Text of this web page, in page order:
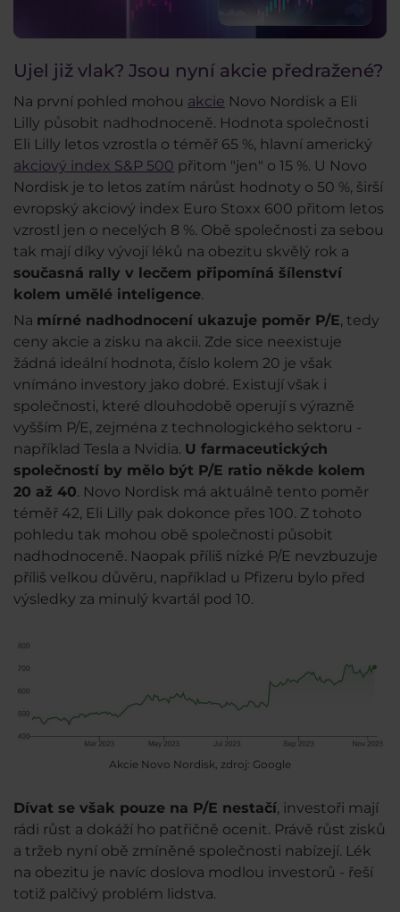
Ujel již vlak? Jsou nyní akcie předražené?
Na první pohled mohou akcie Novo Nordisk a Eli
Lilly působit nadhodnoceně. Hodnota společnosti
Eli Lilly letos vzrostla o téměř 65 %, hlavní americký
akciový index S&P 500 přitom "jen" o 15 %. U Novo
Nordisk je to letos zatím nárůst hodnoty o 50 %, širší
evropský akciový index Euro Stoxx 600 přitom letos
vzrostl jen o necelých 8 %. Obě společnosti za sebou
tak mají díky vývojí léků na obezitu skvělý rok a
současná rally v lecčem připomíná šílenství
kolem umělé inteligence.
Na mírné nadhodnocení ukazuje poměr P/E, tedy
ceny akcie a zisku na akcii. Zde sice neexistuje
žádná ideální hodnota, číslo kolem 20 je však
vnímáno investory jako dobré. Existují však i
společnosti, které dlouhodobě operují s výrazně
vyšším P/E, zejména z technologického sektoru -
například Tesla a Nvidia. U farmaceutických
společností by mělo být P/E ratio někde kolem
20 až 40. Novo Nordisk má aktuálně tento poměr
téměř 42, Eli Lilly pak dokonce přes 100. Z tohoto
pohledu tak mohou obě společnosti působit
nadhodnoceně. Naopak příliš nízké P/E nevzbuzuje
příliš velkou důvěru, například u Pfizeru bylo před
výsledky za minulý kvartál pod 10.
Akcie Novo Nordisk, zdroj: Google
Dívat se však pouze na P/E nestačí, investoři mají
rádi růst a dokáží ho patřičně ocenit. Právě růst zisků
a tržeb nyní obě zmíněné společnosti nabízejí. Lék
na obezitu je navíc doslova modlou investorů - řeší
totiž palčivý problém lidstva.